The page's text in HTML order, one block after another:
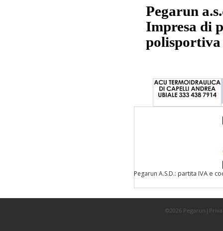
Pegarun
Impresa di
polisportiva
Pegarun A.S.D.: partita IVA e
©2026 Pegarun|